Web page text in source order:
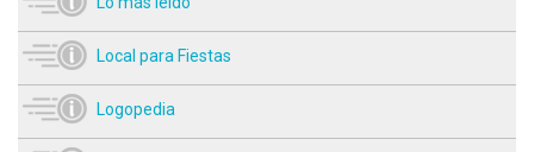
Local para Fiestas
Logopedia